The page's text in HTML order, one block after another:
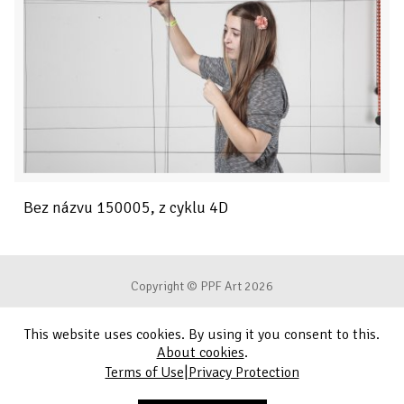
Bez názvu 150005, z cyklu 4D
Copyright © PPF Art 2026
Terms of Use
Privacy Protection
This website uses cookies. By using it you consent to this.
About cookies.
Terms of Use|Privacy Protection